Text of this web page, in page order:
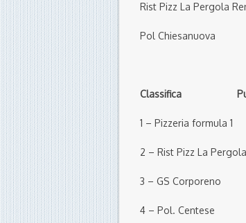
Rist Pizz La
Pol
Classifica Punti
1 – Pizzeria
2 – Rist Pizz La
3 – GS
4 – Pol.